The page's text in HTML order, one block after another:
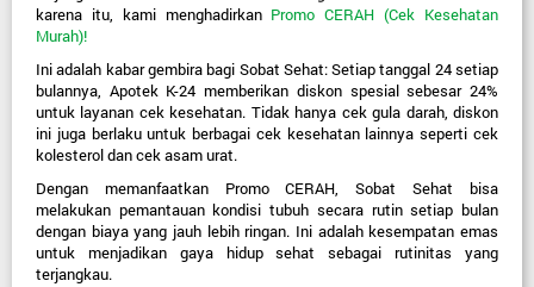
karena itu, kami menghadirkan Promo CERAH (Cek Kesehatan
Murah)!
Ini adalah kabar gembira bagi Sobat Sehat: Setiap tanggal 24 setiap
bulannya, Apotek K-24 memberikan diskon spesial sebesar 24%
untuk layanan cek kesehatan. Tidak hanya cek gula darah, diskon
ini juga berlaku untuk berbagai cek kesehatan lainnya seperti cek
kolesterol dan cek asam urat.
Dengan memanfaatkan Promo CERAH, Sobat Sehat bisa
melakukan pemantauan kondisi tubuh secara rutin setiap bulan
dengan biaya yang jauh lebih ringan. Ini adalah kesempatan emas
untuk menjadikan gaya hidup sehat sebagai rutinitas yang
terjangkau.